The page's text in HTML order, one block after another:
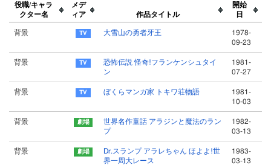
役職/キャラ
クター名
メデ
ィア
作品タイトル
開始
日
背景 大雪山の勇者牙王
1978-
09-23
背景
恐怖伝説 怪奇!フランケンシュタイ
ン
1981-
07-27
背景 ぼくらマンガ家 トキワ荘物語
1981-
10-03
背景
世界名作童話 アラジンと魔法のラン
プ
1982-
03-13
背景
Dr.スランプ アラレちゃん ほよよ!世
界一周大レース
1983-
03-13